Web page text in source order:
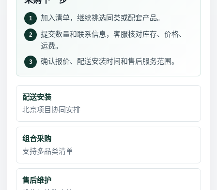
1 加入清单，继续挑选同类或配套产品。
2
提交数量和联系信息，客服核对库存、价格、
运费。
3 确认报价、配送安装时间和售后服务范围。
配送安装
北京项目协同安排
组合采购
支持多品类清单
售后维护